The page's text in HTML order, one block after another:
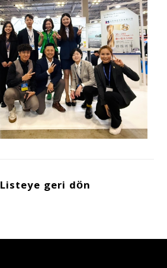
Listeye geri dön